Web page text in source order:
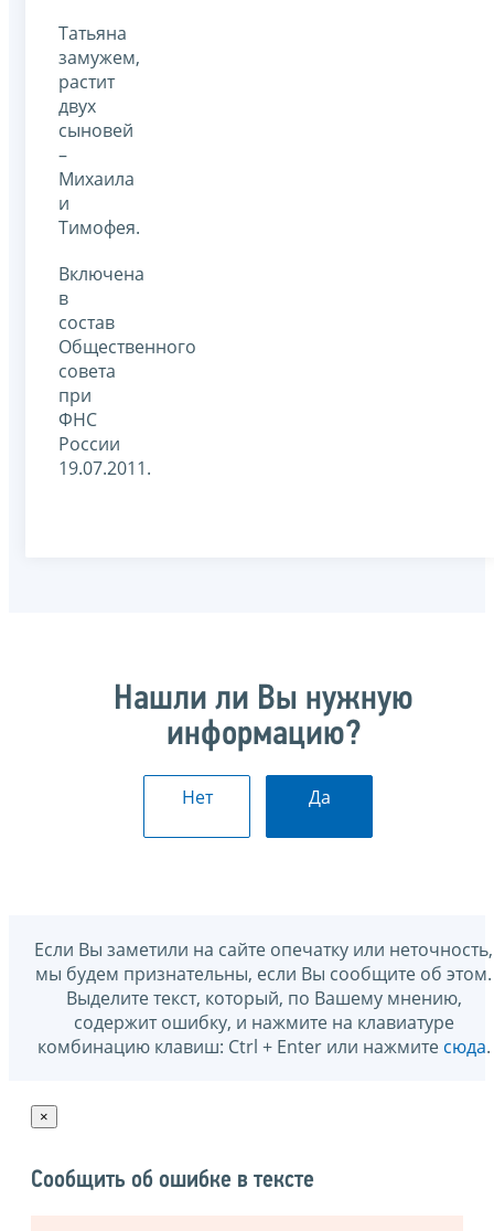
Татьяна
замужем,
растит
двух
сыновей
–
Михаила
и
Тимофея.
Включена
в
состав
Общественного
совета
при
ФНС
России
19.07.2011.
Нашли ли Вы нужную
информацию?
Нет Да
Если Вы заметили на сайте опечатку или неточность,
мы будем признательны, если Вы сообщите об этом.
Выделите текст, который, по Вашему мнению,
содержит ошибку, и нажмите на клавиатуре
комбинацию клавиш: Ctrl + Enter или нажмите сюда.
×
Сообщить об ошибке в тексте